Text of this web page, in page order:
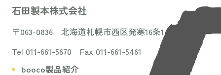
石田製本株式会社
〒063-0836 北海道札幌市西区発寒16条14丁目3-31
Tel 011-661-5670 Fax 011-661-5461
booco製品紹介